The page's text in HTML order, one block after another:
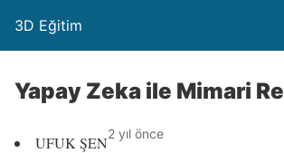
3D Eğitim
Yapay Zeka ile Mimari
UFUK ŞEN2 yıl önce